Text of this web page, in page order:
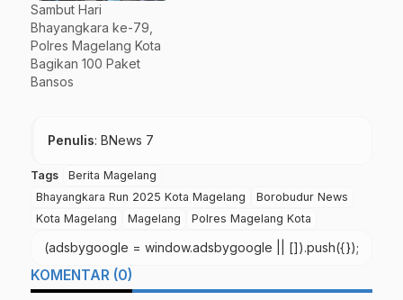
Sambut Hari
Bhayangkara ke-79,
Polres Magelang Kota
Bagikan 100 Paket
Bansos
Penulis: BNews 7
Tags
Berita Magelang
Bhayangkara Run 2025 Kota Magelang
Borobudur News
Kota Magelang
Magelang Polres Magelang Kota
(adsbygoogle = window.adsbygoogle || []).push({});
KOMENTAR (0)